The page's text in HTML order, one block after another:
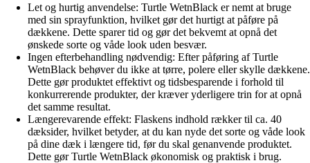
Let og hurtig anvendelse: Turtle WetnBlack er nemt at bruge
med sin sprayfunktion, hvilket gør det hurtigt at påføre på
dækkene. Dette sparer tid og gør det bekvemt at opnå det
ønskede sorte og våde look uden besvær.
Ingen efterbehandling nødvendig: Efter påføring af Turtle
WetnBlack behøver du ikke at tørre, polere eller skylle dækkene.
Dette gør produktet effektivt og tidsbesparende i forhold til
konkurrerende produkter, der kræver yderligere trin for at opnå
det samme resultat.
Længerevarende effekt: Flaskens indhold rækker til ca. 40
dæksider, hvilket betyder, at du kan nyde det sorte og våde look
på dine dæk i længere tid, før du skal genanvende produktet.
Dette gør Turtle WetnBlack økonomisk og praktisk i brug.